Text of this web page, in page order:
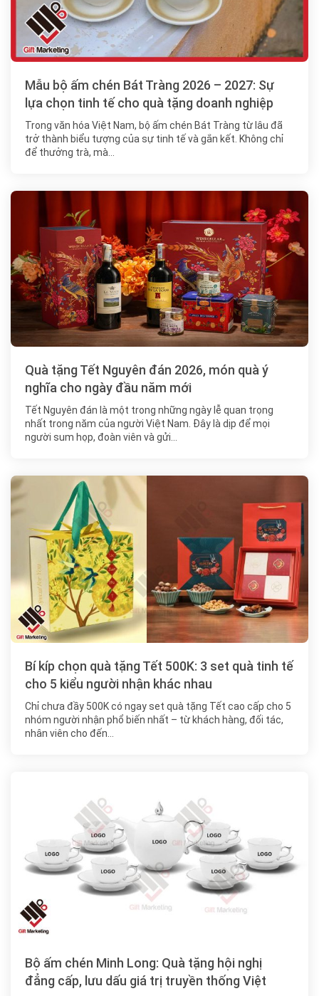
Mẫu bộ ấm chén Bát Tràng 2026 – 2027: Sự
lựa chọn tinh tế cho quà tặng doanh nghiệp
Trong văn hóa Việt Nam, bộ ấm chén Bát Tràng từ lâu đã
trở thành biểu tượng của sự tinh tế và gắn kết. Không chỉ
để thưởng trà, mà…
Quà tặng Tết Nguyên đán 2026, món quà ý
nghĩa cho ngày đầu năm mới
Tết Nguyên đán là một trong những ngày lễ quan trọng
nhất trong năm của người Việt Nam. Đây là dịp để mọi
người sum họp, đoàn viên và gửi…
Bí kíp chọn quà tặng Tết 500K: 3 set quà tinh tế
cho 5 kiểu người nhận khác nhau
Chỉ chưa đầy 500K có ngay set quà tặng Tết cao cấp cho 5
nhóm người nhận phổ biến nhất – từ khách hàng, đối tác,
nhân viên cho đến…
Bộ ấm chén Minh Long: Quà tặng hội nghị
đẳng cấp, lưu dấu giá trị truyền thống Việt